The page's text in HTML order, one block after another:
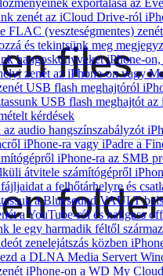
exportálása az
zenét az iCloud Drive-ról
FLAC (veszteségmentes)
és tekintsünk meg
hangoskönyveket iPhone-
zenét az iPhone-on vagy
USB flash meghajtóról
USB flash meghajtót
kérdések
audio hangszínszabályzót
iPhone-ra vagy iPadre a
iPhone-ra az SMB
átvitele számítógépről
a felhőtárhelyre és
a Bluesound VAULT
a YouTube-ról és hallgass
le egy harmadik féltől
zenelejátszás közben
a DLNA Media Servert
iPhone-on a WD My